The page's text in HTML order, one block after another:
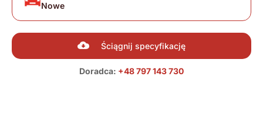
Nowe
Ściągnij specyfikację
Doradca: +48 797 143 730